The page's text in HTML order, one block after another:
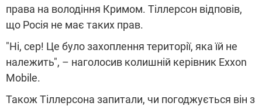
права на володіння Кримом. Тіллерсон відповів,
що Росія не має таких прав.
"Ні, сер! Це було захоплення території, яка їй не
належить", – наголосив колишній керівник Exxon
Mobile.
Також Тіллерсона запитали, чи погоджується він з